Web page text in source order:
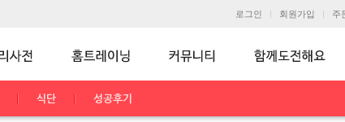
로그인 회원가입 주
식단 성공후기